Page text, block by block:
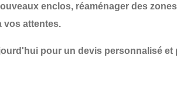
enclos, réaménager des
vos attentes.
pour un devis personnalisé